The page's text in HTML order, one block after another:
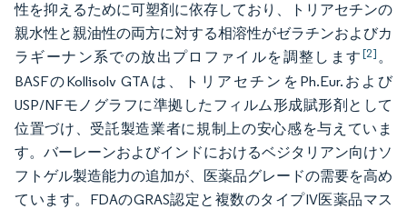
性を抑えるために可塑剤に依存しており、トリアセチンの
親水性と親油性の両方に対する相溶性がゼラチンおよびカ
ラギーナン系での放出プロファイルを調整します[2]。
BASFのKollisolv GTAは、トリアセチンをPh.Eur.および
USP/NFモノグラフに準拠したフィルム形成賦形剤として
位置づけ、受託製造業者に規制上の安心感を与えていま
す。バーレーンおよびインドにおけるベジタリアン向けソ
フトゲル製造能力の追加が、医薬品グレードの需要を高め
ています。FDAのGRAS認定と複数のタイプIV医薬品マス